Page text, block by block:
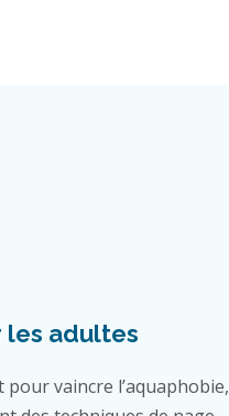
les adultes
pour vaincre l’aquaphobie,